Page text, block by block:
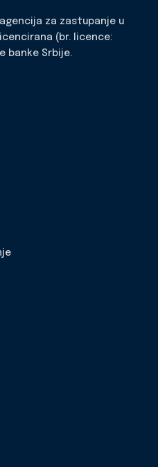
agencija za zastupanje u
(br. licence:
banke Srbije.